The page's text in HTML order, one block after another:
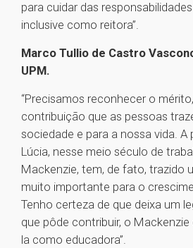
para cuidar das
inclusive como reitora”.
Marco Tullio de Castro
UPM.
“Precisamos reconhecer o
contribuição que as pessoas
sociedade e para a nossa vida.
Lúcia, nesse meio século de
Mackenzie, tem, de fato, trazido
muito importante para o
Tenho certeza de que deixa um
que pôde contribuir, o
la como educadora”.